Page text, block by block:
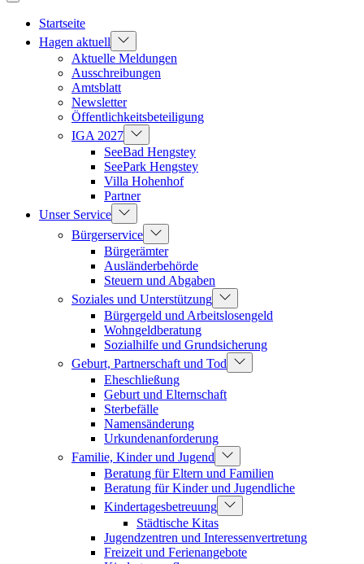
Startseite
Hagen aktuell
Aktuelle Meldungen
Ausschreibungen
Amtsblatt
Newsletter
Öffentlichkeitsbeteiligung
IGA 2027
SeeBad Hengstey
SeePark Hengstey
Villa Hohenhof
Partner
Unser Service
Bürgerservice
Bürgerämter
Ausländerbehörde
Steuern und Abgaben
Soziales und Unterstützung
Bürgergeld und Arbeitslosengeld
Wohngeldberatung
Sozialhilfe und Grundsicherung
Geburt, Partnerschaft und Tod
Eheschließung
Geburt und Elternschaft
Sterbefälle
Namensänderung
Urkundenanforderung
Familie, Kinder und Jugend
Beratung für Eltern und Familien
Beratung für Kinder und Jugendliche
Kindertagesbetreuung
Städtische Kitas
Jugendzentren und Interessenvertretung
Freizeit und Ferienangebote